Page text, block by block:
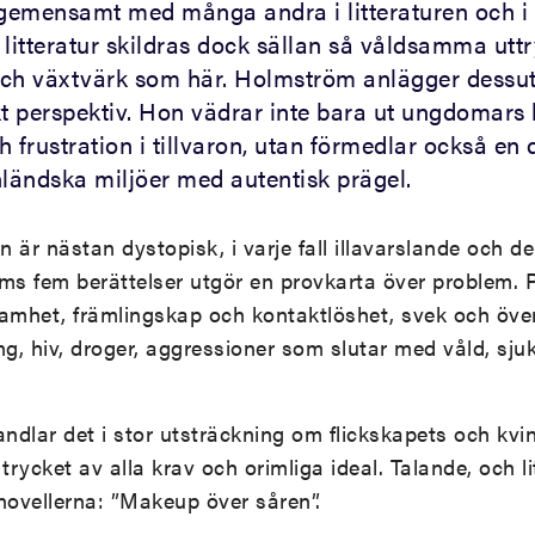
med många andra i litteraturen och
skildras dock sällan så våldsamma
växtvärk som här. Holmström anlägger
perspektiv. Hon vädrar inte bara ut ungdomars
frustration i tillvaron, utan förmedlar också en
miljöer med autentisk prägel.
är nästan dystopisk, i varje fall illavarslande och
fem berättelser utgör en provkarta över problem.
främlingskap och kontaktlöshet, svek och
hiv, droger, aggressioner som slutar med våld,
det i stor utsträckning om flickskapets och
av alla krav och orimliga ideal. Talande, och
”Makeup över såren”.